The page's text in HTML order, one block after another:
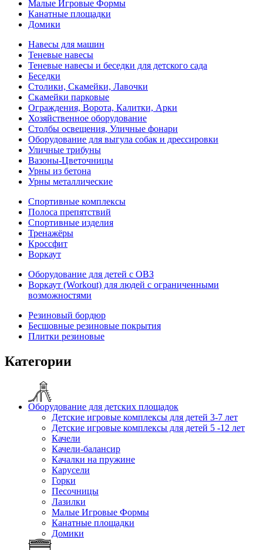
Малые Игровые Формы
Канатные площадки
Домики
Навесы для машин
Теневые навесы
Теневые навесы и беседки для детского сада
Беседки
Столики, Скамейки, Лавочки
Скамейки парковые
Ограждения, Ворота, Калитки, Арки
Хозяйственное оборудование
Столбы освещения, Уличные фонари
Оборудование для выгула собак и дрессировки
Уличные трибуны
Вазоны-Цветочницы
Урны из бетона
Урны металлические
Спортивные комплексы
Полоса препятствий
Спортивные изделия
Тренажёры
Кроссфит
Воркаут
Оборудование для детей с ОВЗ
Воркаут (Workout) для людей с ограниченными
возможностями
Резиновый бордюр
Бесшовные резиновые покрытия
Плитки резиновые
Категории
Оборудование для детских площадок
Детские игровые комплексы для детей 3-7 лет
Детские игровые комплексы для детей 5 -12 лет
Качели
Качели-балансир
Качалки на пружине
Карусели
Горки
Песочницы
Лазилки
Малые Игровые Формы
Канатные площадки
Домики